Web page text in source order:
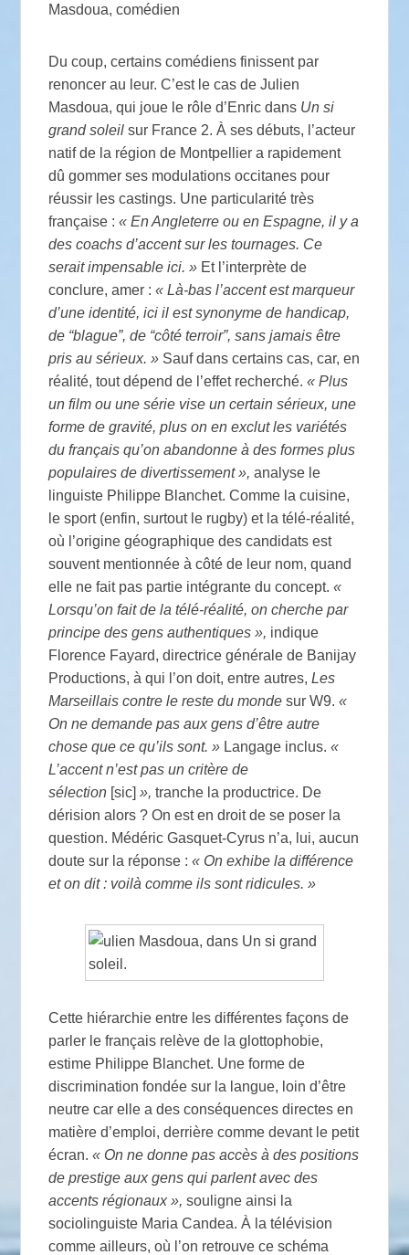
Masdoua, comédien
Du coup, certains comédiens finissent par
renoncer au leur. C’est le cas de Julien
Masdoua, qui joue le rôle d’Enric dans Un si
grand soleil sur France 2. À ses débuts, l’acteur
natif de la région de Montpellier a rapidement
dû gommer ses modulations occitanes pour
réussir les castings. Une particularité très
française :« En Angleterre ou en Espagne, il y a
des coachs d’accent sur les tournages. Ce
serait impensable ici. » Et l’interprète de
conclure, amer :« Là-bas l’accent est marqueur
d’une identité, ici il est synonyme de handicap,
de “blague”, de “côté terroir”, sans jamais être
pris au sérieux. » Sauf dans certains cas, car, en
réalité, tout dépend de l’effet recherché.« Plus
un film ou une série vise un certain sérieux, une
forme de gravité, plus on en exclut les variétés
du français qu’on abandonne à des formes plus
populaires de divertissement », analyse le
linguiste Philippe Blanchet. Comme la cuisine,
le sport (enfin, surtout le rugby) et la télé-réalité,
où l’origine géographique des candidats est
souvent mentionnée à côté de leur nom, quand
elle ne fait pas partie intégrante du concept.«
Lorsqu’on fait de la télé-réalité, on cherche par
principe des gens authentiques », indique
Florence Fayard, directrice générale de Banijay
Productions, à qui l’on doit, entre autres,Les
Marseillais contre le reste du monde sur W9.«
On ne demande pas aux gens d’être autre
chose que ce qu’ils sont. » Langage inclus.«
L’accent n’est pas un critère de
sélection [sic] », tranche la productrice. De
dérision alors ? On est en droit de se poser la
question. Médéric Gasquet-Cyrus n’a, lui, aucun
doute sur la réponse :« On exhibe la différence
et on dit : voilà comme ils sont ridicules. »
Cette hiérarchie entre les différentes façons de
parler le français relève de la glottophobie,
estime Philippe Blanchet. Une forme de
discrimination fondée sur la langue, loin d’être
neutre car elle a des conséquences directes en
matière d’emploi, derrière comme devant le petit
écran.« On ne donne pas accès à des positions
de prestige aux gens qui parlent avec des
accents régionaux », souligne ainsi la
sociolinguiste Maria Candea. À la télévision
comme ailleurs, où l’on retrouve ce schéma